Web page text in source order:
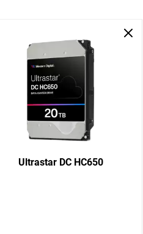
Ultrastar DC HC650